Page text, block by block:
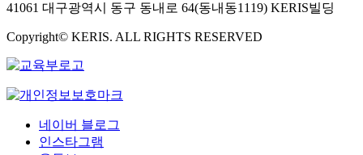
41061 대구광역시 동구 동내로 64(동내동1119) KERIS빌딩
Copyright© KERIS. ALL RIGHTS RESERVED
네이버 블로그
인스타그램